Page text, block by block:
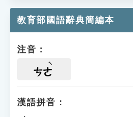
教育部國語辭典簡編本
注音：
ㄘㄜ
漢語拼音：